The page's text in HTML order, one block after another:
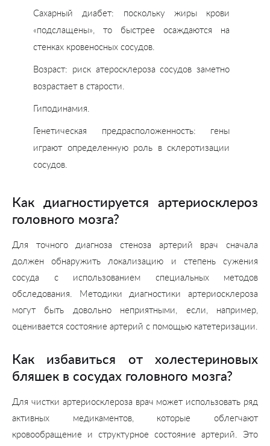
Сахарный диабет: поскольку жиры крови
«подслащены», то быстрее осаждаются на
стенках кровеносных сосудов.
Возраст: риск атеросклероза сосудов заметно
возрастает в старости.
Гиподинамия.
Генетическая предрасположенность: гены
играют определенную роль в склеротизации
сосудов.
Как диагностируется артериосклероз
головного мозга?
Для точного диагноза стеноза артерий врач сначала
должен обнаружить локализацию и степень сужения
сосуда с использованием специальных методов
обследования. Методики диагностики артериосклероза
могут быть довольно неприятными, если, например,
оценивается состояние артерий с помощью катетеризации.
Как избавиться от холестериновых
бляшек в сосудах головного мозга?
Для чистки артериосклероза врач может использовать ряд
активных медикаментов, которые облегчают
кровообращение и структурное состояние артерий. Это